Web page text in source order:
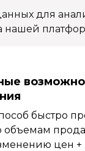
для
нашей
быстро
цен